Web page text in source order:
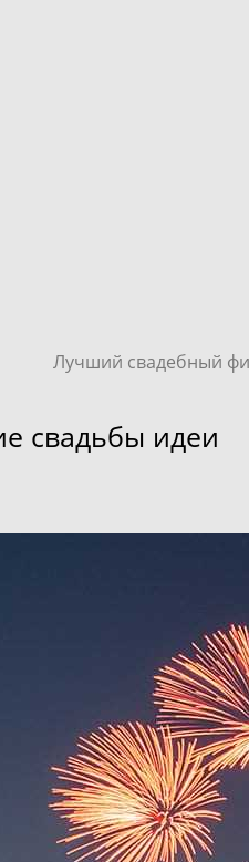
Лучший свадебный
свадьбы идеи